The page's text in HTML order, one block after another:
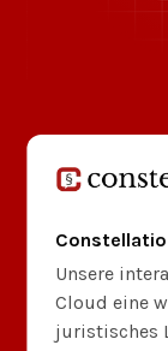
Unsere
Cloud eine
juristisches